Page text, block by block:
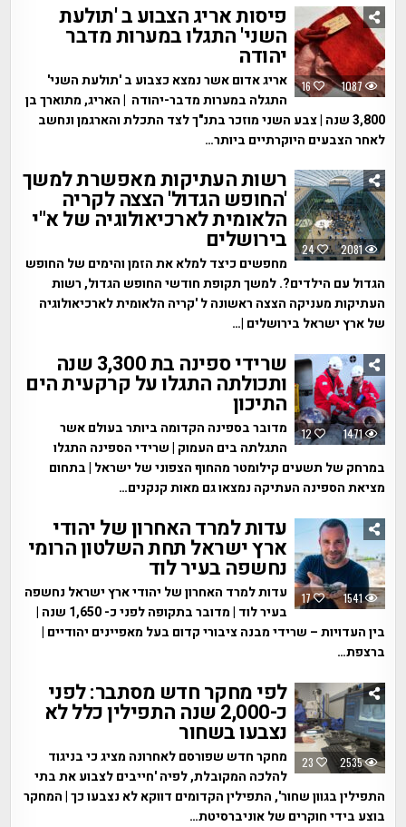
16 1087
פיסות אריג הצבוע ב 'תולעת
השני' התגלו במערות מדבר
יהודה
אריג אדום אשר נמצא כצבוע ב 'תולעת השני'
התגלה במערות מדבר-יהודה | האריג, מתוארך בן
3,800 שנה | צבע השני מוזכר בתנ"ך לצד התכלת והארגמן ונחשב
לאחר הצבעים היוקרתיים ביותר…
24 2081
רשות העתיקות מאפשרת למשך
'החופש הגדול' הצצה לקריה
הלאומית לארכיאולוגיה של א"י
בירושלים
מחפשים כיצד למלא את הזמן והימים של החופש
הגדול עם הילדים?. למשך תקופת חודשי החופש הגדול, רשות
העתיקות מעניקה הצצה ראשונה ל 'קריה הלאומית לארכיאולוגיה
של ארץ ישראל בירושלים |…
12 1471
שרידי ספינה בת 3,300 שנה
ותכולתה התגלו על קרקעית הים
התיכון
מדובר בספינה הקדומה ביותר בעולם אשר
התגלתה בים העמוק | שרידי הספינה התגלו
במרחק של תשעים קילומטר מהחוף הצפוני של ישראל | בתחום
מציאת הספינה העתיקה נמצאו גם מאות קנקנים…
17 1541
עדות למרד האחרון של יהודי
ארץ ישראל תחת השלטון הרומי
נחשפה בעיר לוד
עדות למרד האחרון של יהודי ארץ ישראל נחשפה
בעיר לוד | מדובר בתקופה לפני כ- 1,650 שנה |
בין העדויות – שרידי מבנה ציבורי קדום בעל מאפיינים יהודיים |
ברצפת…
23 2535
לפי מחקר חדש מסתבר: לפני
כ-2,000 שנה התפילין כלל לא
נצבעו בשחור
מחקר חדש שפורסם לאחרונה מציג כי בניגוד
להלכה המקובלת, לפיה 'חייבים לצבוע את בתי
התפילין בגוון שחור', התפילין הקדומים דווקא לא נצבעו כך | המחקר
בוצע בידי חוקרים של אוניברסיטת…